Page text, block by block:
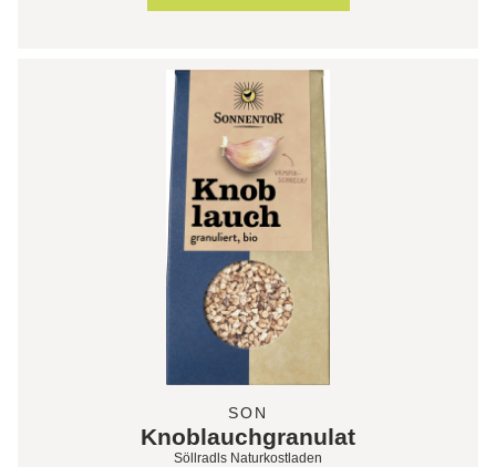
SON
Knoblauchgranulat
Söllradls Naturkostladen